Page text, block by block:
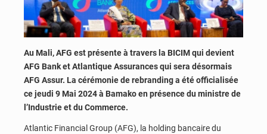
Au Mali, AFG est présente à travers la BICIM qui devient
AFG Bank et Atlantique Assurances qui sera désormais
AFG Assur. La cérémonie de rebranding a été officialisée
ce jeudi 9 Mai 2024 à Bamako en présence du ministre de
l’Industrie et du Commerce.
Atlantic Financial Group (AFG), la holding bancaire du